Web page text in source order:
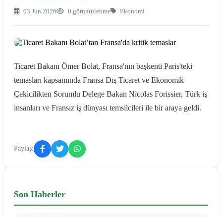
03 Jun 2026 0 görüntülenme Ekonomi
Ticaret Bakanı Ömer Bolat, Fransa'nın başkenti Paris'teki
temasları kapsamında Fransa Dış Ticaret ve Ekonomik
Çekicilikten Sorumlu Delege Bakan Nicolas Forissier, Türk iş
insanları ve Fransız iş dünyası temsilcileri ile bir araya geldi.
Paylaş:
Son Haberler